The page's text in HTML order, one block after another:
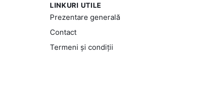
LINKURI UTILE
Prezentare generală
Contact
Termeni și condiții